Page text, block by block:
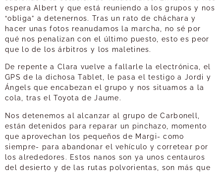
espera Albert y que está reuniendo a los grupos y nos
“obliga” a detenernos. Tras un rato de cháchara y
hacer unas fotos reanudamos la marcha, no sé por
qué nos penalizan con el último puesto, esto es peor
que lo de los árbitros y los maletines.
De repente a Clara vuelve a fallarle la electrónica, el
GPS de la dichosa Tablet, le pasa el testigo a Jordi y
Ángels que encabezan el grupo y nos situamos a la
cola, tras el Toyota de Jaume.
Nos detenemos al alcanzar al grupo de Carbonell,
están detenidos para reparar un pinchazo, momento
que aprovechan los pequeños de Margi- como
siempre- para abandonar el vehículo y corretear por
los alrededores. Estos nanos son ya unos centauros
del desierto y de las rutas polvorientas, son más que